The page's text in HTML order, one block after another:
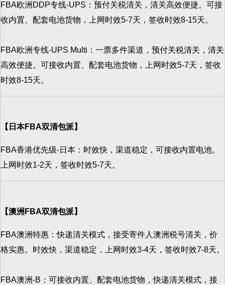
FBA欧洲DDP专线-UPS：预付关税清关，清关高效便捷。可接
收内置、配套电池货物，上网时效5-7天，签收时效8-15天。
FBA欧洲专线-UPS Multi：一票多件渠道，预付关税清关，清关
高效便捷。可接收内置、配套电池货物，上网时效5-7天，签收
时效8-15天。
【日本FBA双清包派】
FBA香港优先级-日本：时效快，渠道稳定，可接收内置电池。
上网时效1-2天，签收时效5-7天。
【澳洲FBA双清包派】
FBA澳洲特惠：快递清关模式，接受寄件人澳洲税号清关，价
格实惠。时效快，渠道稳定，上网时效3-4天，签收时效7-8天。
FBA澳洲-B：可接收内置、配套电池货物，快递清关模式，接